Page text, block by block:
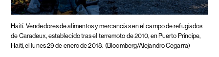
Haití. Vendedores de alimentos y mercancías en el campo de refugiados
de Caradeux, establecido tras el terremoto de 2010, en Puerto Príncipe,
Haití, el lunes 29 de enero de 2018. (Bloomberg/Alejandro Cegarra)